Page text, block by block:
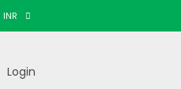
INR
Login